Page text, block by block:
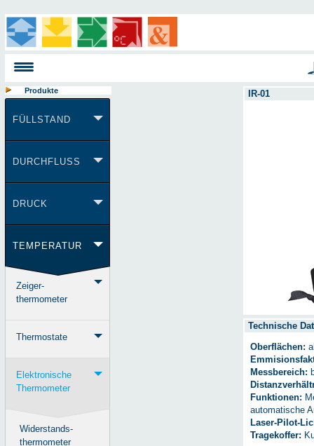
IR-01
Technische
Oberflächen:
Messbereich:
Funktionen:
automatische
Laser-Pilot-
Tragekoffer:
Produkte
FÜLLSTAND
DURCHFLUSS
DRUCK
TEMPERATUR
Zeiger-
thermometer
Thermostate
Elektronische
Thermometer
Widerstands-
thermometer